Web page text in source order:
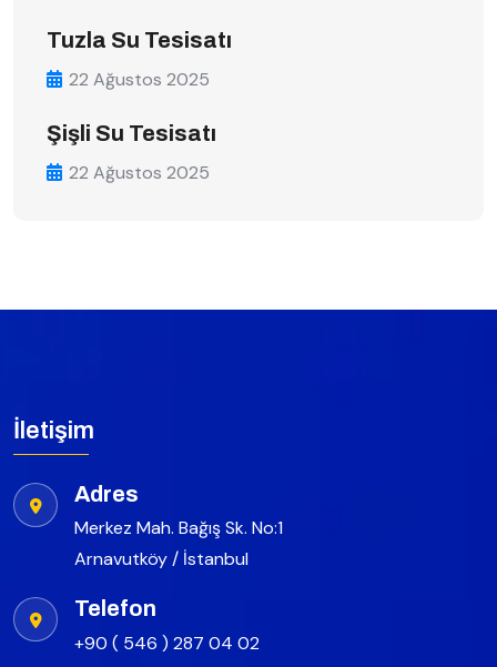
Tuzla Su Tesisatı
22 Ağustos 2025
Şişli Su Tesisatı
22 Ağustos 2025
İletişim
Adres
Merkez Mah. Bağış Sk. No:1
Arnavutköy / İstanbul
Telefon
+90 ( 546 ) 287 04 02